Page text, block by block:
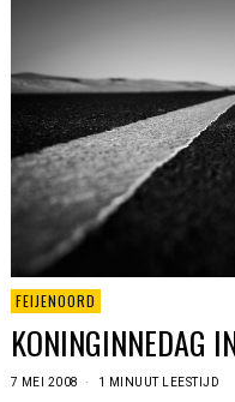
FEIJENOORD
KONINGINNEDAG
7 MEI 2008 1 MINUUT LEESTIJD